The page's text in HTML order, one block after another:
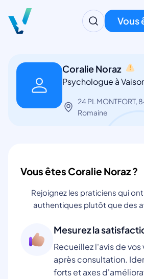
Vous
Coralie Noraz
Psychologue à
24 PL MONTFORT,
Romaine
Vous êtes Coralie Noraz ?
Rejoignez les praticiens qui
authentiques plutôt que des
Mesurez la
Recueillez l'avis de
après consultation.
forts et axes